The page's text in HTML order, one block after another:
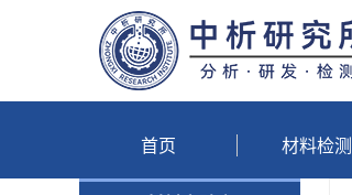
首页 材料检测